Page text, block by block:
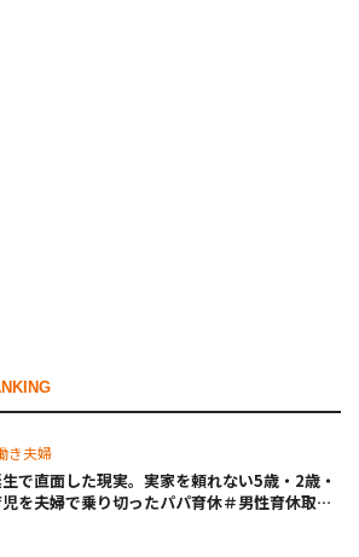
き夫婦
で直面した現実。実家を頼れない5歳・2歳・
を夫婦で乗り切ったパパ育休＃男性育休取っ